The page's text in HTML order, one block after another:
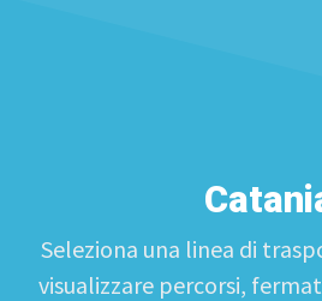
Seleziona una linea di
visualizzare percorsi,